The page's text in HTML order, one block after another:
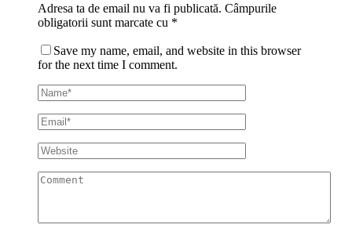
Adresa ta de email nu va fi publicată. Câmpurile
obligatorii sunt marcate cu *
Save my name, email, and website in this browser
for the next time I comment.